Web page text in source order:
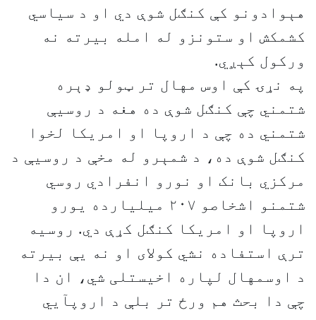
هېوادونو کې کنګل شوې دي او د سياسي
کشمکش او ستونزو له امله بيرته نه
ورکول کېږي.
په نړۍ کې اوس مهال تر ټولو ډېره
شتمني چې کنګل شوې ده هغه د روسيې
شتمني ده چې د اروپا او امریکا لخوا
کنګل شوې ده، د شمېرو له مخې د روسيې د
مرکزي بانک او نورو انفرادي روسي
شتمنو اشخاصو ۲۰۷ ميليارده يورو
اروپا او امريکا کنګل کړې دي. روسيه
ترې استفاده نشي کولای او نه یې بيرته
د اوسمهال لپاره اخيستلی شي، ان دا
چې دا بحث هم ورځ تر بلې د اروپآيي